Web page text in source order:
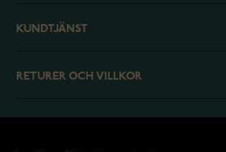
KUNDTJÄNST
RETURER OCH VILLKOR